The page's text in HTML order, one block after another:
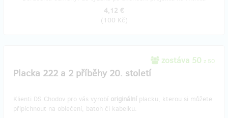
4,12 €
(100 Kč)
zostáva 50 z 50
Placka 222 a 2 příběhy 20. století
Klienti DS Chodov pro vás vyrobí originální placku, kterou si můžete
připíchnout na oblečení, batoh či kabelku.